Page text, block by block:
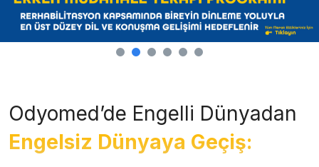
Odyomed’de Engelli Dünyadan
Engelsiz Dünyaya Geçiş: